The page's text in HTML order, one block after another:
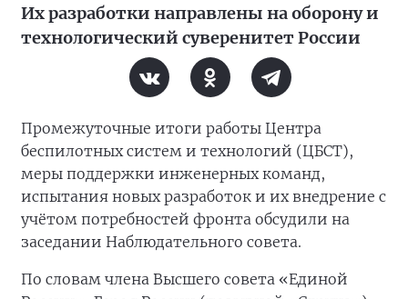
Их разработки направлены на оборону и
технологический суверенитет России
Промежуточные итоги работы Центра
беспилотных систем и технологий (ЦБСТ),
меры поддержки инженерных команд,
испытания новых разработок и их внедрение с
учётом потребностей фронта обсудили на
заседании Наблюдательного совета.
По словам члена Высшего совета «Единой